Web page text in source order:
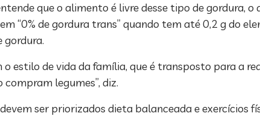
que o alimento é livre desse tipo de gordura, o
“0% de gordura trans” quando tem até 0,2 g do
gordura.
estilo de vida da família, que é transposto para a
legumes”, diz.
ser priorizados dieta balanceada e exercícios